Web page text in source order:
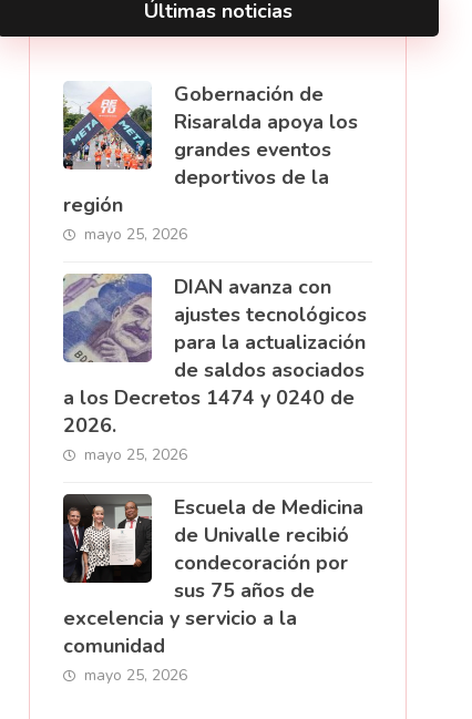
Últimas noticias
Gobernación de
Risaralda apoya los
grandes eventos
deportivos de la
región
mayo 25, 2026
DIAN avanza con
ajustes tecnológicos
para la actualización
de saldos asociados
a los Decretos 1474 y 0240 de
2026.
mayo 25, 2026
Escuela de Medicina
de Univalle recibió
condecoración por
sus 75 años de
excelencia y servicio a la
comunidad
mayo 25, 2026